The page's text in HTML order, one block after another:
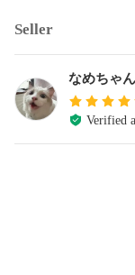
Seller
なめちゃん
Verified